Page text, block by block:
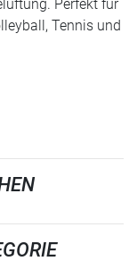
Perfekt für
Tennis und